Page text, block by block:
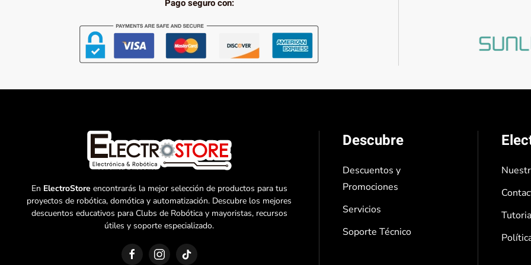
Pago seguro con:
En ElectroStoreencontrarás la mejor selección de productos para tus
proyectos de robótica, domótica y automatización. Descubre los mejores
descuentos educativos para Clubs de Robótica y mayoristas, recursos
útiles y soporte especializado.
Descubre
Descuentos y
Promociones
Servicios
Soporte Técnico